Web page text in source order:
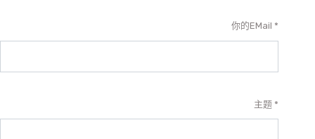
你的EMail
主题